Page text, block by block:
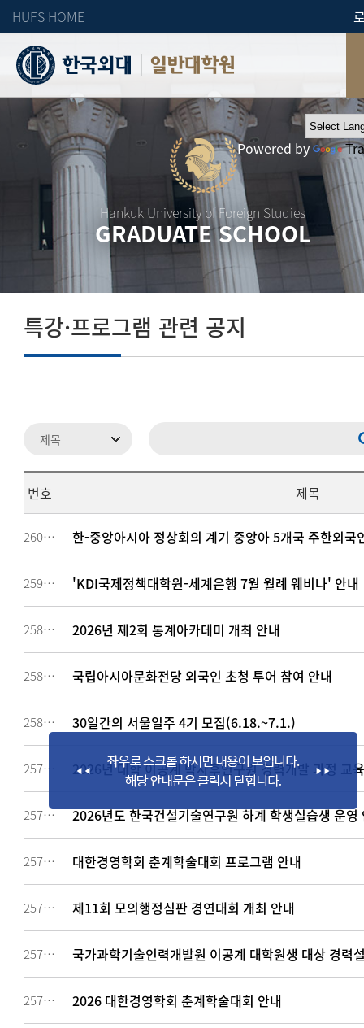
HUFS HOME
일반대학원
Hankuk University of Foreign Studies
GRADUATE SCHOOL
Powered by
특강·프로그램 관련 공지
번호 제목
260614 한-중앙아시아 정상회의 계기 중앙아 5개국 주한외국
259572 'KDI국제정책대학원-세계은행 7월 월례 웨비나' 안내
258898 2026년 제2회 통계아카데미 개최 안내
258726 국립아시아문화전당 외국인 초청 투어 참여 안내
258021 30일간의 서울일주 4기 모집(6.18.~7.1.)
257927 2026년 대학 이공계 박사후연구원 경력개발 과정 교
257910 2026년도 한국건설기술연구원 하계 학생실습생 운
257818 대한경영학회 춘계학술대회 프로그램 안내
257712 제11회 모의행정심판 경연대회 개최 안내
257391 국가과학기술인력개발원 이공계 대학원생 대상 경력
257085 2026 대한경영학회 춘계학술대회 안내